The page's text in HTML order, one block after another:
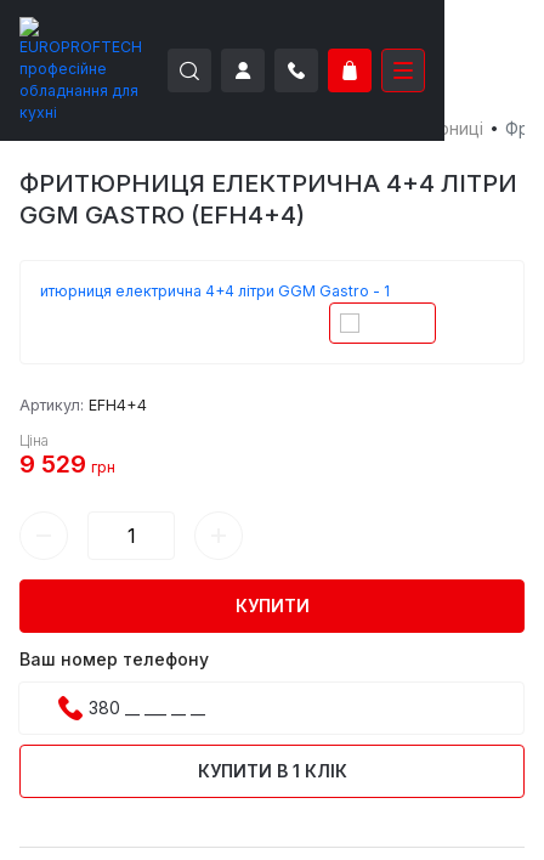
EUROPROFTECH Фритюрниці
ФРИТЮРНИЦЯ ЕЛЕКТРИЧНА 4+4 ЛІТРИ
GGM GASTRO (EFH4+4)
Артикул: EFH4+4
Ціна
9 529 грн
КУПИТИ
Ваш номер телефону
КУПИТИ В 1 КЛІК